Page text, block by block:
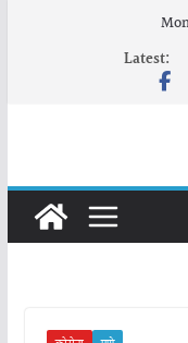
Latest: